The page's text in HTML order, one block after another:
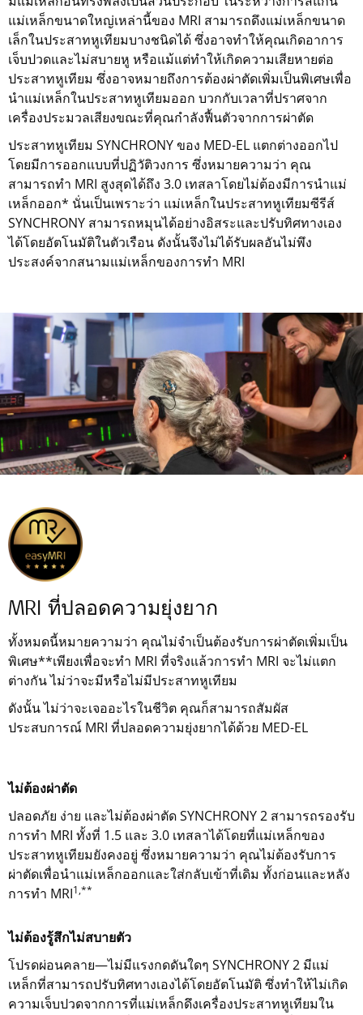
แม่เหล็กขนาดใหญ่เหล่านี้ของ MRI สามารถดึงแม่เหล็กขนาด
เล็กในประสาทหูเทียมบางชนิดได้ ซึ่งอาจทำให้คุณเกิดอาการ
เจ็บปวดและไม่สบายหู หรือแม้แต่ทำให้เกิดความเสียหายต่อ
ประสาทหูเทียม ซึ่งอาจหมายถึงการต้องผ่าตัดเพิ่มเป็นพิเศษเพื่อ
นำแม่เหล็กในประสาทหูเทียมออก บวกกับเวลาที่ปราศจาก
เครื่องประมวลเสียงขณะที่คุณกำลังฟื้นตัวจากการผ่าตัด
ประสาทหูเทียม SYNCHRONY ของ MED-EL แตกต่างออกไป
โดยมีการออกแบบที่ปฏิวัติวงการ ซึ่งหมายความว่า คุณ
สามารถทำ MRI สูงสุดได้ถึง 3.0 เทสลาโดยไม่ต้องมีการนำแม่
เหล็กออก* นั่นเป็นเพราะว่า แม่เหล็กในประสาทหูเทียมซีรีส์
SYNCHRONY สามารถหมุนได้อย่างอิสระและปรับทิศทางเอง
ได้โดยอัตโนมัติในตัวเรือน ดังนั้นจึงไม่ได้รับผลอันไม่พึง
ประสงค์จากสนามแม่เหล็กของการทำ MRI
MRI ที่ปลอดความยุ่งยาก
ทั้งหมดนี้หมายความว่า คุณไม่จำเป็นต้องรับการผ่าตัดเพิ่มเป็น
พิเศษ**เพียงเพื่อจะทำ MRI ที่จริงแล้วการทำ MRI จะไม่แตก
ต่างกัน ไม่ว่าจะมีหรือไม่มีประสาทหูเทียม
ดังนั้น ไม่ว่าจะเจออะไรในชีวิต คุณก็สามารถสัมผัส
ประสบการณ์ MRI ที่ปลอดความยุ่งยากได้ด้วย MED-EL
ไม่ต้องผ่าตัด
ปลอดภัย ง่าย และไม่ต้องผ่าตัด SYNCHRONY 2 สามารถรองรับ
การทำ MRI ทั้งที่ 1.5 และ 3.0 เทสลาได้โดยที่แม่เหล็กของ
ประสาทหูเทียมยังคงอยู่ ซึ่งหมายความว่า คุณไม่ต้องรับการ
ผ่าตัดเพื่อนำแม่เหล็กออกและใส่กลับเข้าที่เดิม ทั้งก่อนและหลัง
การทำ MRI1,**
ไม่ต้องรู้สึกไม่สบายตัว
โปรดผ่อนคลาย—ไม่มีแรงกดดันใดๆ SYNCHRONY 2 มีแม่
เหล็กที่สามารถปรับทิศทางเองได้โดยอัตโนมัติ ซึ่งทำให้ไม่เกิด
ความเจ็บปวดจากการที่แม่เหล็กดึงเครื่องประสาทหูเทียมใน